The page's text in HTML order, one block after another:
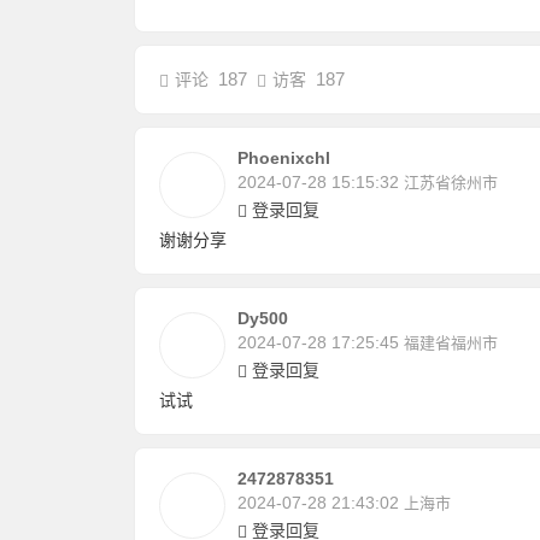
评论 187 访客 187
Phoenixchl
2024-07-28 15:15:32 江苏省徐州市
登录回复
谢谢分享
Dy500
2024-07-28 17:25:45 福建省福州市
登录回复
试试
2472878351
2024-07-28 21:43:02
上海市
登录回复